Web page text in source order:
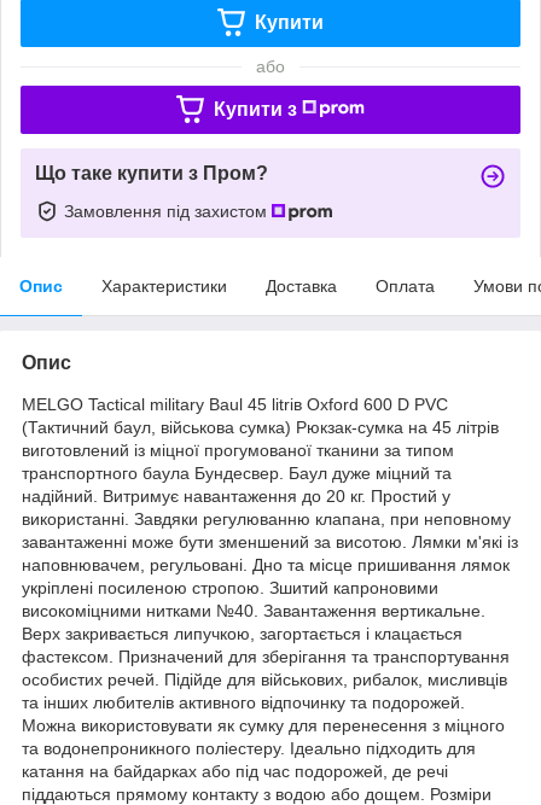
Купити
або
Купити з
Що таке купити з Пром?
Замовлення під захистом
Опис Характеристики Доставка Оплата Умови
Опис
MELGO Tactical military Baul 45 litrів Oxford 600 D PVC
(Тактичний баул, військова сумка) Рюкзак-сумка на 45 літрів
виготовлений із міцної прогумованої тканини за типом
транспортного баула Бундесвер. Баул дуже міцний та
надійний. Витримує навантаження до 20 кг. Простий у
використанні. Завдяки регулюванню клапана, при неповному
завантаженні може бути зменшений за висотою. Лямки м'які із
наповнювачем, регульовані. Дно та місце пришивання лямок
укріплені посиленою стропою. Зшитий капроновими
високоміцними нитками №40. Завантаження вертикальне.
Верх закривається липучкою, загортається і клацається
фастексом. Призначений для зберігання та транспортування
особистих речей. Підійде для військових, рибалок, мисливців
та інших любителів активного відпочинку та подорожей.
Можна використовувати як сумку для перенесення з міцного
та водонепроникного поліестеру. Ідеально підходить для
катання на байдарках або під час подорожей, де речі
піддаються прямому контакту з водою або дощем. Розміри